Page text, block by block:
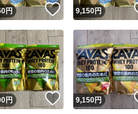
！
円 いいね！
9,150円
！
円 いいね！
9,150円